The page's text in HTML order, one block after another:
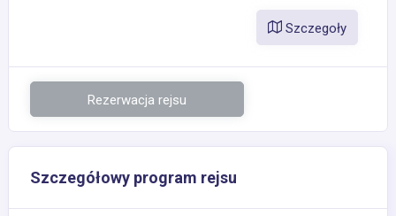
Szczegoły
Rezerwacja rejsu
Szczegółowy program rejsu